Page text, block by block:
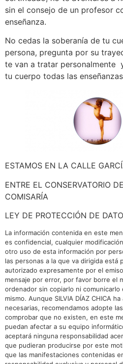
sin el consejo de un profesor
enseñanza.
No cedas la soberanía de tu
persona, pregunta por su
te van a tratar personalmente
tu cuerpo todas las
ESTAMOS EN LA CALLE
ENTRE EL CONSERVATORIO
COMISARÍA
LEY DE PROTECCIÓN DE
La información contenida en este
es confidencial, cualquier
otro uso de esta información por
las personas a la que va dirigida está
autorizado expresamente por el
mensaje por error, por favor borre el
ordenador sin copiarlo ni comunicarlo
mismo. Aunque SILVIA DÍAZ CHICA
necesarias, recomendamos adopte
comprobar que no existen, en este
puedan afectar a su equipo
aceptará ninguna responsabilidad
que pudieran producirse por este
que las manifestaciones contenidas